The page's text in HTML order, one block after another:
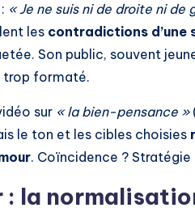
: « Je ne suis ni de droite ni de
les contradictions d’une
Son public, souvent
trop formaté.
sur « la bien-pensance »
le ton et les cibles choisies
. Coïncidence ?
: la